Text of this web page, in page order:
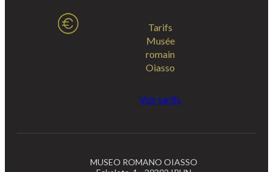
Tarifs
Musée
romain
Oiasso
Voir tarifs
MUSEO ROMANO OIASSO